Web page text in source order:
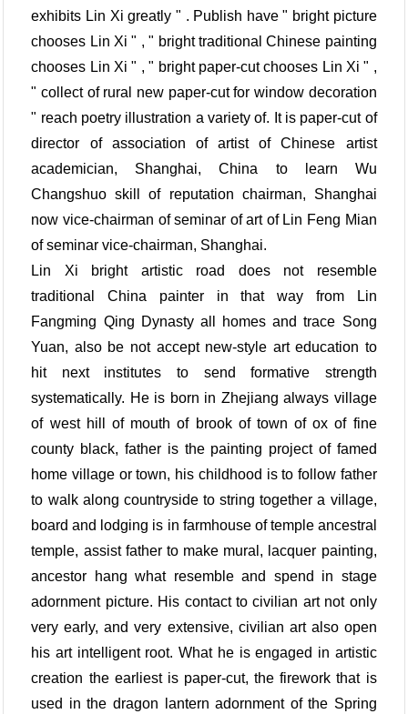
exhibits Lin Xi greatly " . Publish have " bright picture
chooses Lin Xi " , " bright traditional Chinese painting
chooses Lin Xi " , " bright paper-cut chooses Lin Xi " ,
" collect of rural new paper-cut for window decoration
" reach poetry illustration a variety of. It is paper-cut of
director of association of artist of Chinese artist
academician, Shanghai, China to learn Wu
Changshuo skill of reputation chairman, Shanghai
now vice-chairman of seminar of art of Lin Feng Mian
of seminar vice-chairman, Shanghai.
Lin Xi bright artistic road does not resemble
traditional China painter in that way from Lin
Fangming Qing Dynasty all homes and trace Song
Yuan, also be not accept new-style art education to
hit next institutes to send formative strength
systematically. He is born in Zhejiang always village
of west hill of mouth of brook of town of ox of fine
county black, father is the painting project of famed
home village or town, his childhood is to follow father
to walk along countryside to string together a village,
board and lodging is in farmhouse of temple ancestral
temple, assist father to make mural, lacquer painting,
ancestor hang what resemble and spend in stage
adornment picture. His contact to civilian art not only
very early, and very extensive, civilian art also open
his art intelligent root. What he is engaged in artistic
creation the earliest is paper-cut, the firework that is
used in the dragon lantern adornment of the Spring